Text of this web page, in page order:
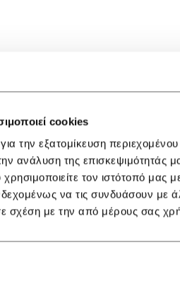
cookies
την εξατομίκευση
ανάλυση της επισκεψιμότητάς
τον ιστότοπό μας
να τις συνδυάσουν με
σχέση με την από μέρους σας